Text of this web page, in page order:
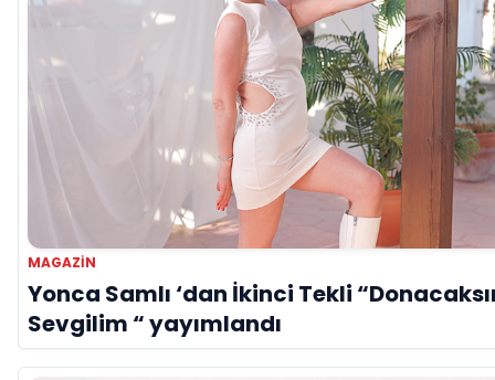
MAGAZİN
Yonca Samlı ‘dan İkinci Tekli
Sevgilim “ yayımlandı